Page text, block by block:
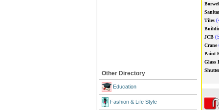
Other Directory
Education
Fashion & Life Style
Tiles
JCB
Crane
Paint
Glass